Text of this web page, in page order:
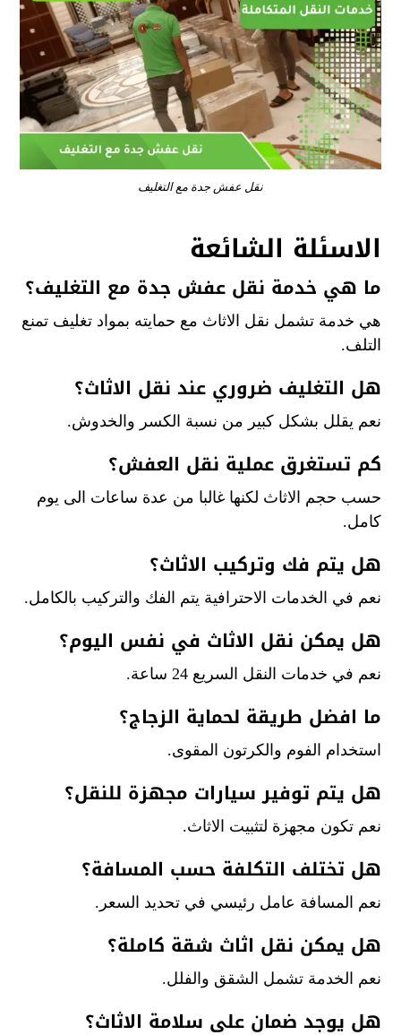
نقل عفش جدة مع التغليف
الاسئلة الشائعة
ما هي خدمة نقل عفش جدة مع التغليف؟
هي خدمة تشمل نقل الاثاث مع حمايته بمواد تغليف تمنع
التلف.
هل التغليف ضروري عند نقل الاثاث؟
نعم يقلل بشكل كبير من نسبة الكسر والخدوش.
كم تستغرق عملية نقل العفش؟
حسب حجم الاثاث لكنها غالبا من عدة ساعات الى يوم
كامل.
هل يتم فك وتركيب الاثاث؟
نعم في الخدمات الاحترافية يتم الفك والتركيب بالكامل.
هل يمكن نقل الاثاث في نفس اليوم؟
نعم في خدمات النقل السريع 24 ساعة.
ما افضل طريقة لحماية الزجاج؟
استخدام الفوم والكرتون المقوى.
هل يتم توفير سيارات مجهزة للنقل؟
نعم تكون مجهزة لتثبيت الاثاث.
هل تختلف التكلفة حسب المسافة؟
نعم المسافة عامل رئيسي في تحديد السعر.
هل يمكن نقل اثاث شقة كاملة؟
نعم الخدمة تشمل الشقق والفلل.
هل يوجد ضمان على سلامة الاثاث؟